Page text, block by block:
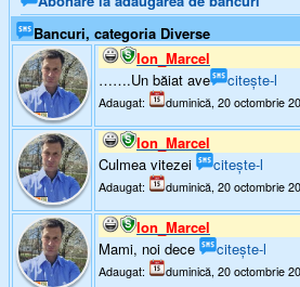
Bancuri, categoria Diverse
Ion_Marcel
…….Un băiat ave
citește-l
Adaugat: duminică, 20 octombrie
Ion_Marcel
Culmea vitezei
citește-l
Adaugat: duminică, 20 octombrie
Ion_Marcel
Mami, noi dece
citește-l
Adaugat: duminică, 20 octombrie